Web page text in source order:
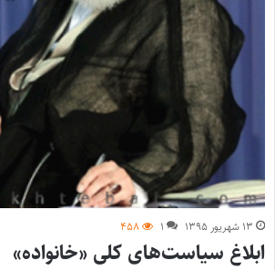
۱۳ شهریور ۱۳۹۵ ۱ ۴۵۸
ابلاغ سیاست‌های کلی «خانواده»